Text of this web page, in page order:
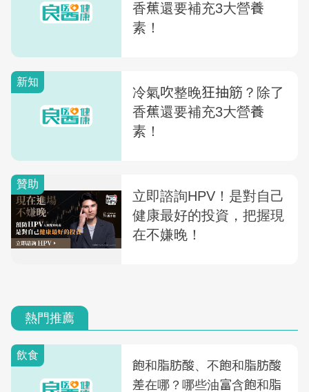
香蕉還要補充3大營養
素！
新知
冷氣吹整晚狂抽筋？除了
香蕉還要補充3大營養
素！
熱門推薦
飲食
飽和脂肪酸、不飽和脂肪酸
差在哪？哪些油富含飽和脂